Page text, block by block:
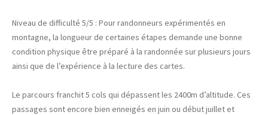
Niveau de difficulté 5/5 : Pour randonneurs expérimentés en
montagne, la longueur de certaines étapes demande une bonne
condition physique être préparé à la randonnée sur plusieurs jours
ainsi que de l’expérience à la lecture des cartes.
Le parcours franchit 5 cols qui dépassent les 2400m d’altitude. Ces
passages sont encore bien enneigés en juin ou début juillet et